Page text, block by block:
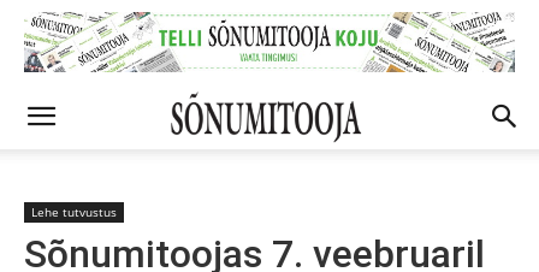
Lehe tutvustus
Sõnumitoojas 7. veebruaril